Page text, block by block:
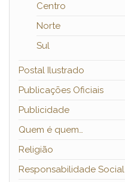
Centro
Norte
Sul
Postal Ilustrado
Publicações Oficiais
Publicidade
Quem é quem…
Religião
Responsabilidade Social